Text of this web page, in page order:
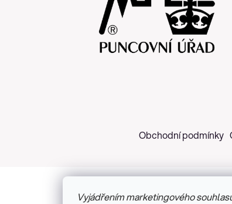
Vyjádřením marketingového
Obchodní podmínky